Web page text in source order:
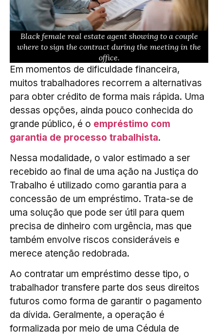
Black female real estate agent showing to a couple
where to sign the contract during the meeting in the
office.
Em momentos de dificuldade financeira,
muitos trabalhadores recorrem a alternativas
para obter crédito de forma mais rápida. Uma
dessas opções, ainda pouco conhecida do
grande público, é o empréstimo com
garantia de processo trabalhista.
Nessa modalidade, o valor estimado a ser
recebido ao final de uma ação na Justiça do
Trabalho é utilizado como garantia para a
concessão de um empréstimo. Trata-se de
uma solução que pode ser útil para quem
precisa de dinheiro com urgência, mas que
também envolve riscos consideráveis e
merece atenção redobrada.
Ao contratar um empréstimo desse tipo, o
trabalhador transfere parte dos seus direitos
futuros como forma de garantir o pagamento
da dívida. Geralmente, a operação é
formalizada por meio de uma Cédula de